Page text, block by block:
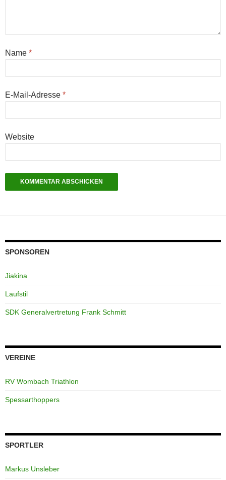
Name *
E-Mail-Adresse *
Website
SPONSOREN
Jiakina
Laufstil
SDK Generalvertretung Frank Schmitt
VEREINE
RV Wombach Triathlon
Spessarthoppers
SPORTLER
Markus Unsleber